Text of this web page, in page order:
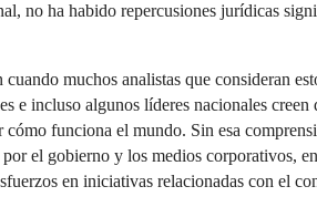
no ha habido repercusiones jurídicas
muchos analistas que consideran
e incluso algunos líderes nacionales creen
cómo funciona el mundo. Sin esa
el gobierno y los medios corporativos,
en iniciativas relacionadas con el